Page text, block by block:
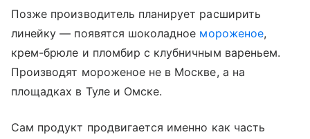
Позже производитель планирует расширить
линейку — появятся шоколадное мороженое,
крем-брюле и пломбир с клубничным вареньем.
Производят мороженое не в Москве, а на
площадках в Туле и Омске.
Сам продукт продвигается именно как часть